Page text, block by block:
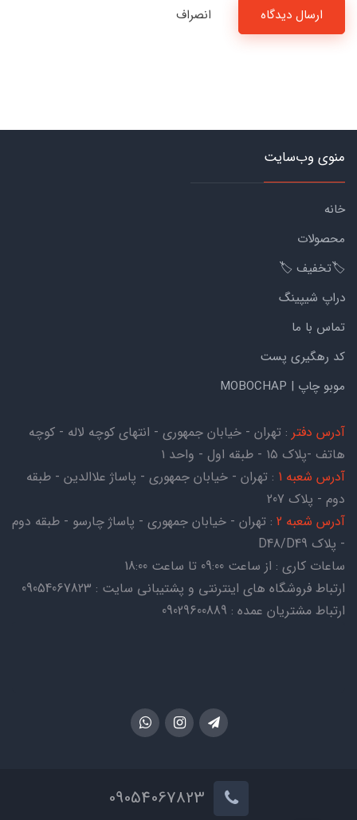
ارسال دیدگاه انصراف
منوی وب‌سایت
خانه
محصولات
🏷️تخفیف 🏷️
دراپ شیپینگ
تماس با ما
کد رهگیری پست
موبو چاپ | MOBOCHAP
آدرس دفتر : تهران - خیابان جمهوری - انتهای کوچه لاله - کوچه
هاتف -پلاک ۱۵ - طبقه اول - واحد ۱
آدرس شعبه 1
: تهران - خیابان جمهوری - پاساژ علاالدین - طبقه
دوم - پلاک 207
آدرس شعبه 2
: تهران - خیابان جمهوری - پاساژ چارسو - طبقه دوم
- پلاک D48/D49
ساعات کاری : از ساعت 09:00 تا ساعت 18:00
ارتباط فروشگاه های اینترنتی و پشتیبانی سایت : 09054067823
ارتباط مشتریان عمده : 09029600889